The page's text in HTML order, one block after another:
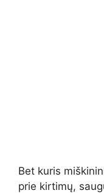
Bet kuris
prie kirtimų,